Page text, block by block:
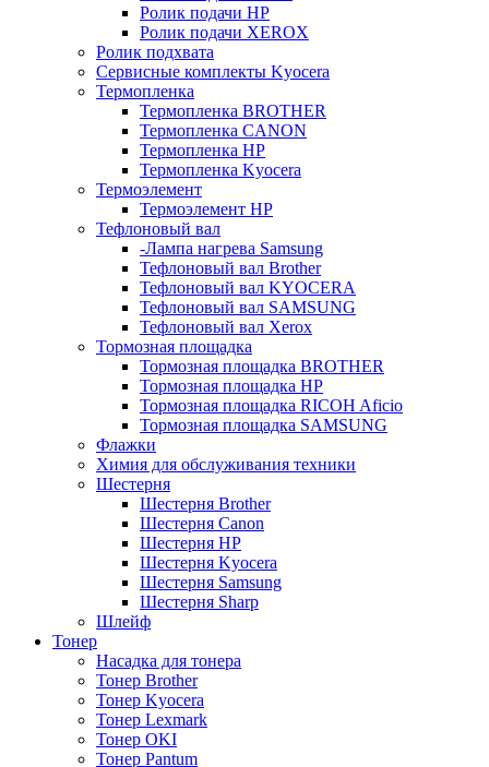
Ролик подачи HP
Ролик подачи XEROX
Ролик подхвата
Сервисные комплекты Kyocera
Термопленка
Термопленка BROTHER
Термопленка CANON
Термопленка HP
Термопленка Kyocera
Термоэлемент
Термоэлемент НР
Тефлоновый вал
-Лампа нагрева Samsung
Тефлоновый вал Brother
Тефлоновый вал KYOCERA
Тефлоновый вал SAMSUNG
Тефлоновый вал Xerox
Тормозная площадка
Тормозная площадка BROTHER
Тормозная площадка HP
Тормозная площадка RICOH Aficio
Тормозная площадка SAMSUNG
Флажки
Химия для обслуживания техники
Шестерня
Шестерня Brother
Шестерня Canon
Шестерня HP
Шестерня Kyocera
Шестерня Samsung
Шестерня Sharp
Шлейф
Тонер
Насадка для тонера
Тонер Brother
Тонер Kyocera
Тонер Lexmark
Тонер OKI
Тонер Pantum